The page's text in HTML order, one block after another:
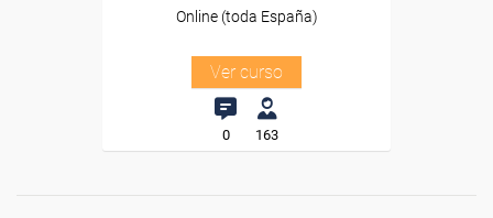
Online (toda España)
Ver curso
0 163